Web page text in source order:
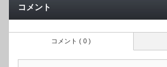
コメント
コメント ( 0 )